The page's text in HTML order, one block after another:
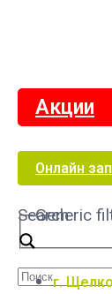
Акции
Онлайн
Search
Generic
г.